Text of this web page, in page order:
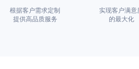
根据客户需求定制
提供高品质服务
实现客户满意
的最大化